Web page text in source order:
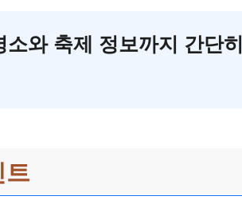
와 축제 정보까지 간단히
트